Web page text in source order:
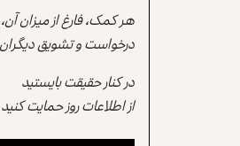
هر کمک، فارغ از میزان
درخواست و تشویق
در کنار حقیقت بایستید
از اطلاعات روز حمایت کنید